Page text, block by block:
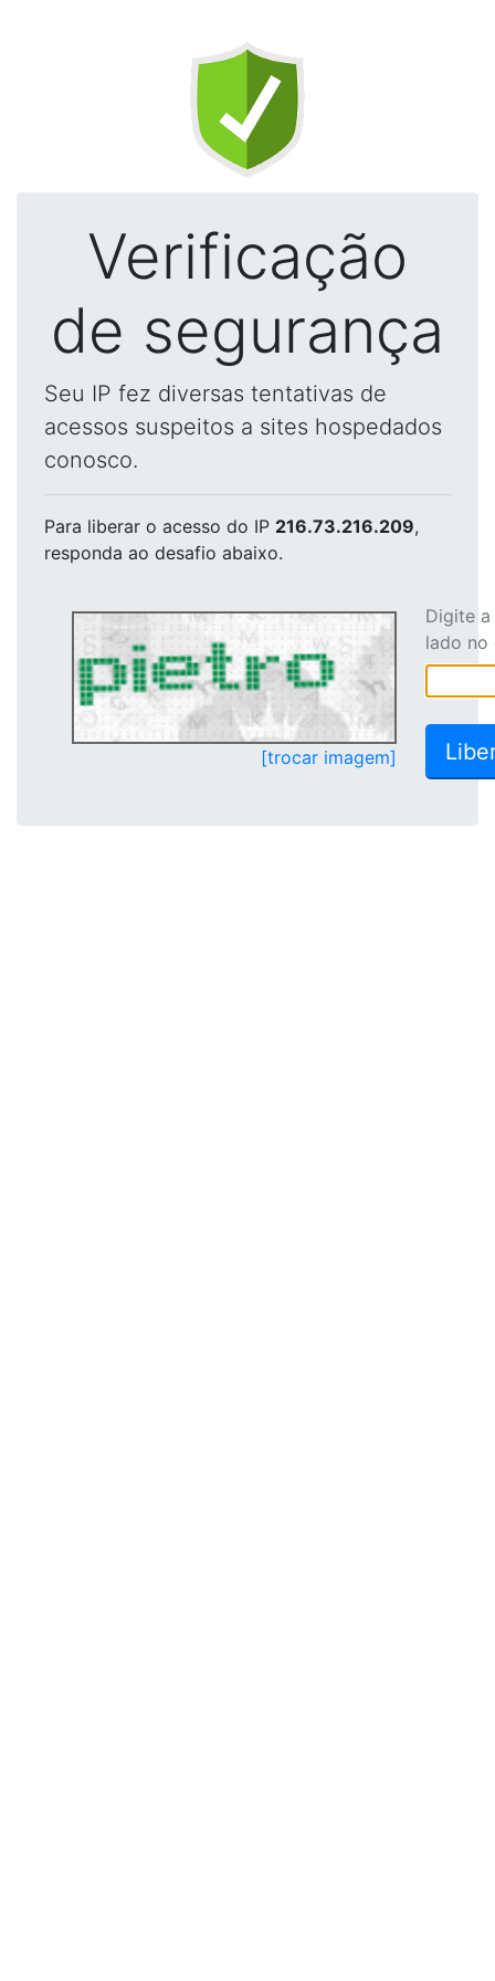
Verificação
de segurança
Seu IP fez diversas tentativas de
acessos suspeitos a sites hospedados
conosco.
Para liberar o acesso do IP 216.73.216.209,
responda ao desafio abaixo.
[trocar imagem]
Digite
lado no